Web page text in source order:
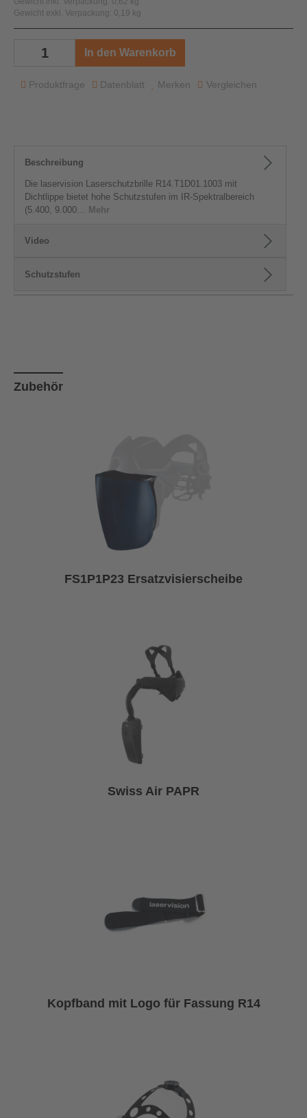
Gewicht exkl. Verpackung: 0,19 kg
In den Warenkorb
Produktfrage Merken Vergleichen
Datenblatt
Beschreibung
Die laservision Laserschutzbrille R14.T1D01.1003 mit
Dichtlippe bietet hohe Schutzstufen im IR-Spektralbereich
(5.400, 9.000… Mehr
Video
Schutzstufen
Zubehör
FS1P1P23 Ersatzvisierscheibe
Swiss Air PAPR
Kopfband mit Logo für Fassung R14